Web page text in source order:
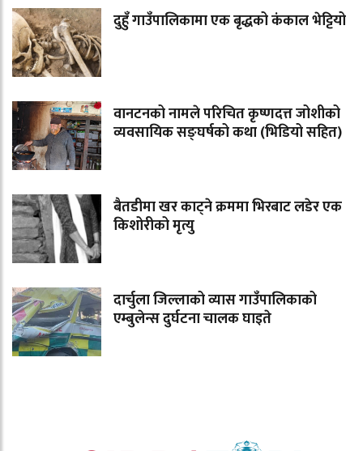
दुहुँ गाउँपालिकामा एक बृद्धको कंकाल भेट्टियो
वानटनको नामले परिचित कृष्णदत्त जोशीको
व्यवसायिक सङ्घर्षको कथा (भिडियो सहित)
बैतडीमा खर काट्ने क्रममा भिरबाट लडेर एक
किशोरीको मृत्यु
दार्चुला जिल्लाको व्यास गाउँपालिकाको
एम्बुलेन्स दुर्घटना चालक घाइते